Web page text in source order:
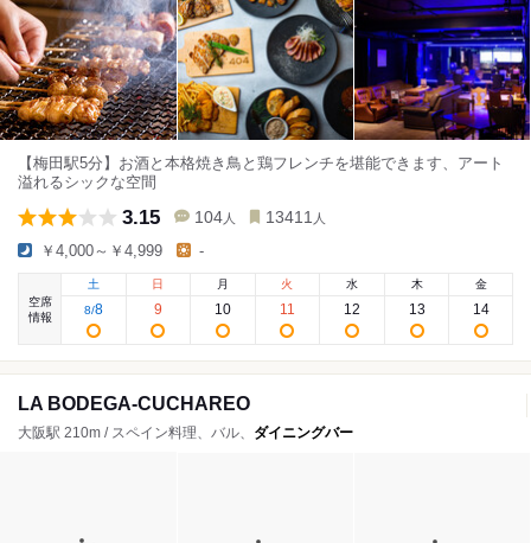
【梅田駅5分】お酒と本格焼き鳥と鶏フレンチを堪能できます、アート
溢れるシックな空間
3.15 104 人 13411 人
￥4,000～￥4,999 -
空席
情報
土
8/8
日
9
月
10
火
11
水
12
木
13
金
14
LA BODEGA-CUCHAREO
大阪駅 210m / スペイン料理、バル、 ダイニングバー